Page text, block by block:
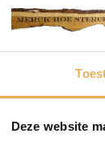
Deze website